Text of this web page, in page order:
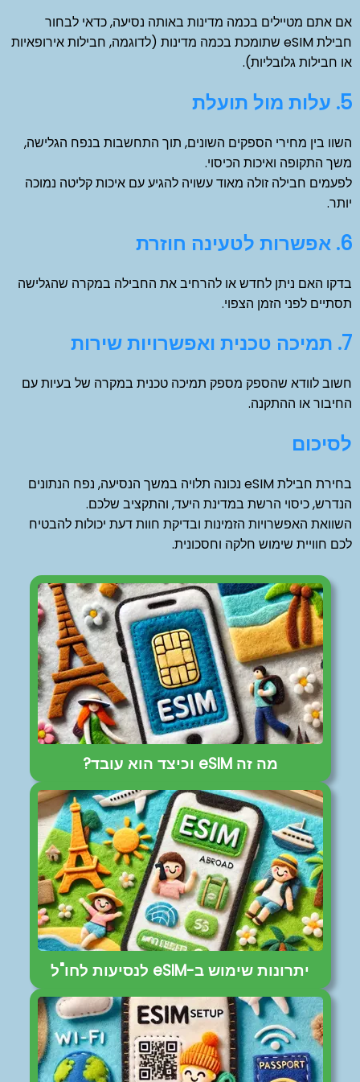
אם אתם מטיילים בכמה מדינות באותה נסיעה, כדאי לבחור
חבילת eSIM שתומכת בכמה מדינות (לדוגמה, חבילות אירופאיות
או חבילות גלובליות).
5. עלות מול תועלת
השוו בין מחירי הספקים השונים, תוך התחשבות בנפח הגלישה,
משך התקופה ואיכות הכיסוי.
לפעמים חבילה זולה מאוד עשויה להגיע עם איכות קליטה נמוכה
יותר.
6. אפשרות לטעינה חוזרת
בדקו האם ניתן לחדש או להרחיב את החבילה במקרה שהגלישה
תסתיים לפני הזמן הצפוי.
7. תמיכה טכנית ואפשרויות שירות
חשוב לוודא שהספק מספק תמיכה טכנית במקרה של בעיות עם
החיבור או ההתקנה.
לסיכום
בחירת חבילת eSIM נכונה תלויה במשך הנסיעה, נפח הנתונים
הנדרש, כיסוי הרשת במדינת היעד, והתקציב שלכם.
השוואת האפשרויות הזמינות ובדיקת חוות דעת יכולות להבטיח
לכם חוויית שימוש חלקה וחסכונית.
מה זה eSIM וכיצד הוא עובד?
יתרונות שימוש ב-eSIM לנסיעות לחו"ל